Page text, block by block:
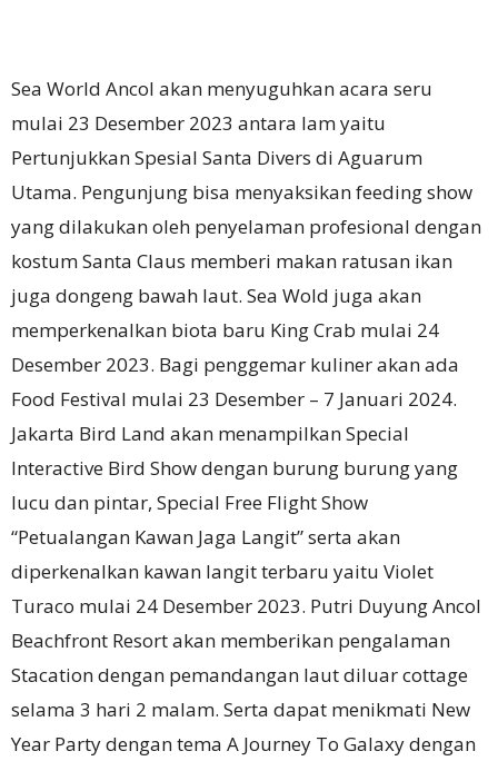
Sea World Ancol akan menyuguhkan acara seru
mulai 23 Desember 2023 antara lam yaitu
Pertunjukkan Spesial Santa Divers di Aguarum
Utama. Pengunjung bisa menyaksikan feeding show
yang dilakukan oleh penyelaman profesional dengan
kostum Santa Claus memberi makan ratusan ikan
juga dongeng bawah laut. Sea Wold juga akan
memperkenalkan biota baru King Crab mulai 24
Desember 2023. Bagi penggemar kuliner akan ada
Food Festival mulai 23 Desember – 7 Januari 2024.
Jakarta Bird Land akan menampilkan Special
Interactive Bird Show dengan burung burung yang
lucu dan pintar, Special Free Flight Show
“Petualangan Kawan Jaga Langit” serta akan
diperkenalkan kawan langit terbaru yaitu Violet
Turaco mulai 24 Desember 2023. Putri Duyung Ancol
Beachfront Resort akan memberikan pengalaman
Stacation dengan pemandangan laut diluar cottage
selama 3 hari 2 malam. Serta dapat menikmati New
Year Party dengan tema A Journey To Galaxy dengan